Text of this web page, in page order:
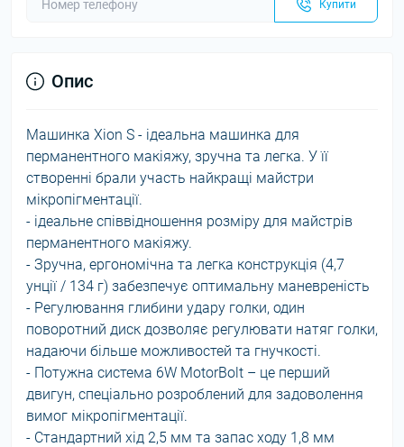
Купити
Опис
Машинка Xion S - ідеальна машинка для
перманентного макіяжу, зручна та легка. У її
створенні брали участь найкращі майстри
мікропігментації.
- ідеальне співвідношення розміру для майстрів
перманентного макіяжу.
- Зручна, ергономічна та легка конструкція (4,7
унції / 134 г) забезпечує оптимальну маневреність
- Регулювання глибини удару голки, один
поворотний диск дозволяє регулювати натяг голки,
надаючи більше можливостей та гнучкості.
- Потужна система 6W MotorBolt – це перший
двигун, спеціально розроблений для задоволення
вимог мікропігментації.
- Стандартний хід 2,5 мм та запас ходу 1,8 мм